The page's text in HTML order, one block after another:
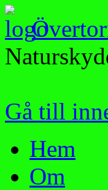
Gå till
Hem
Om